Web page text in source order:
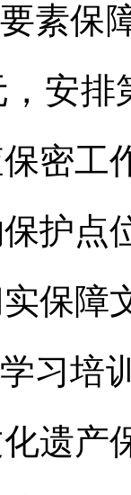
要素
安
密工
护点
保障
学习
遗产